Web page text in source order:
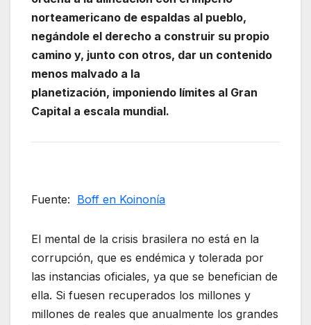
norteamericano de espaldas al pueblo,
negándole el derecho a construir su propio
camino y, junto con otros, dar un contenido
menos malvado a la
planetización, imponiendo límites al Gran
Capital a escala mundial.
Fuente: Boff en Koinonía
El mental de la crisis brasilera no está en la
corrupción, que es endémica y tolerada por
las instancias oficiales, ya que se benefician de
ella. Si fuesen recuperados los millones y
millones de reales que anualmente los grandes